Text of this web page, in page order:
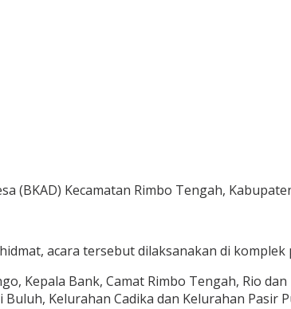
(BKAD) Kecamatan Rimbo Tengah,
acara tersebut dilaksanakan di
Kepala Bank, Camat Rimbo Tengah, Rio
Kelurahan Cadika dan Kelurahan Pasir